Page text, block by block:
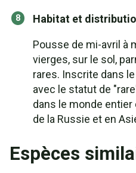
Habitat et
Pousse de mi-avril à
vierges, sur le sol,
rares. Inscrite dans
avec le statut de
dans le monde entier
de la Russie et en
Espèces